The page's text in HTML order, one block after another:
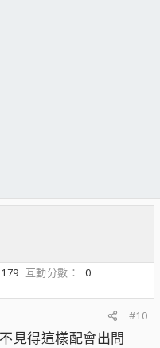
179 互動分數
0
#10
見得這樣配會出問